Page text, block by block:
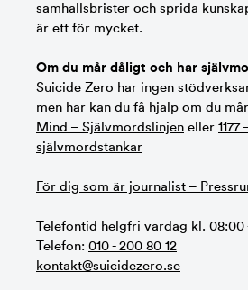
samhällsbrister och sprida
är ett för mycket.
Om du mår dåligt och har
Suicide Zero har ingen
men här kan du få hjälp om du
Mind – Självmordslinjen eller
självmordstankar
För dig som är journalist –
Telefontid helgfri vardag kl. 08:00
Telefon: 010 - 200 80 12
kontakt@suicidezero.se